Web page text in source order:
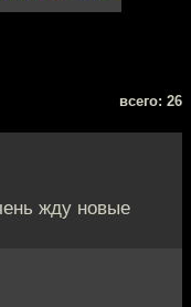
всего: 26
жду новые